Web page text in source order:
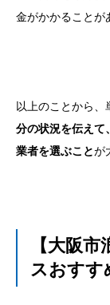
金がかかることが
以上のことから、
分の状況を伝えて
業者を選ぶことが
【大阪
スおすす